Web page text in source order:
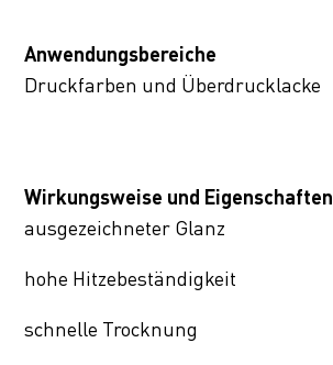
Anwendungsbereiche
Druckfarben und Überdrucklacke
Wirkungsweise und Eigenschaften
ausgezeichneter Glanz
hohe Hitzebeständigkeit
schnelle Trocknung